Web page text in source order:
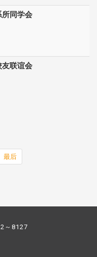
所同学会
友联谊会
最后
～8127